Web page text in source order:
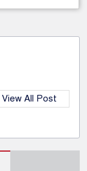
View All Post